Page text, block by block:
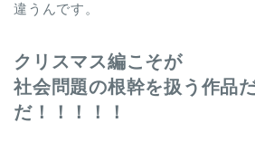
違うんです。
クリスマス編こそが
社会問題の根幹を扱う作品
だ！！！！！